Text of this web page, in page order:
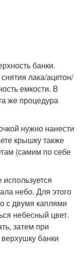
банки.
лака/ацетон/
емкости. В
же процедура
нужно нанести
крышку также
(самим по себе
небо. Для этого
с двумя каплями
небесный цвет.
затем при
банки